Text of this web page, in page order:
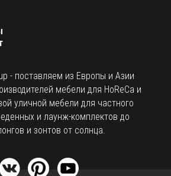
- поставляем из Европы и Азии
мебели для HoReCa и
уличной мебели для частного
и лаунж-комплектов до
и зонтов от солнца.